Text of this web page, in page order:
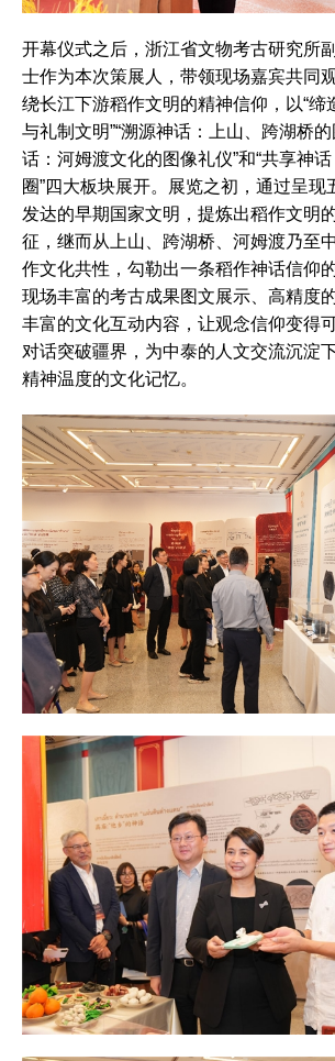
开幕仪式之后，浙江省文物考古研究所
士作为本次策展人，带领现场嘉宾共同
绕长江下游稻作文明的精神信仰，以“缔
与礼制文明”“溯源神话：上山、跨湖桥的
话：河姆渡文化的图像礼仪”和“共享神
圈”四大板块展开。展览之初，通过呈现
发达的早期国家文明，提炼出稻作文明
征，继而从上山、跨湖桥、河姆渡乃至
作文化共性，勾勒出一条稻作神话信仰
现场丰富的考古成果图文展示、高精度
丰富的文化互动内容，让观念信仰变得
对话突破疆界，为中泰的人文交流沉淀
精神温度的文化记忆。